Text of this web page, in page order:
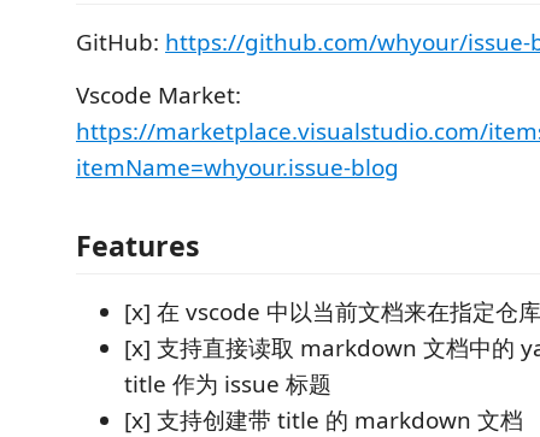
GitHub: https://github.com/whyour/issue-
Vscode Market:
https://marketplace.visualstudio.com/
itemName=whyour.issue-blog
Features
[x] 在 vscode 中以当前文档来在指定仓
[x] 支持直接读取 markdown 文档中的
title 作为 issue 标题
[x] 支持创建带 title 的 markdown 文档